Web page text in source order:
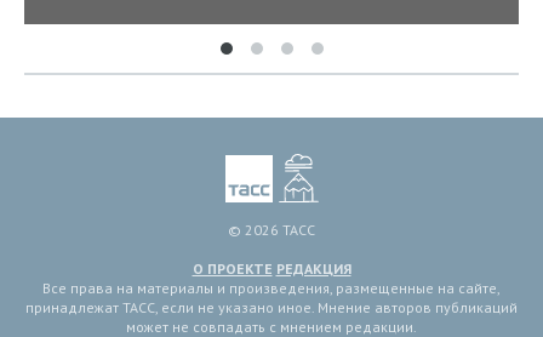
© 2026 ТАСС
О ПРОЕКТЕ РЕДАКЦИЯ
Все права на материалы и произведения, размещенные на сайте,
принадлежат ТАСС, если не указано иное. Мнение авторов публикаций
может не совпадать с мнением редакции.